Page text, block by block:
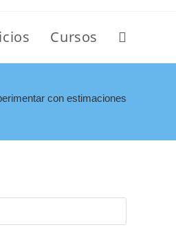
Cursos
con estimaciones